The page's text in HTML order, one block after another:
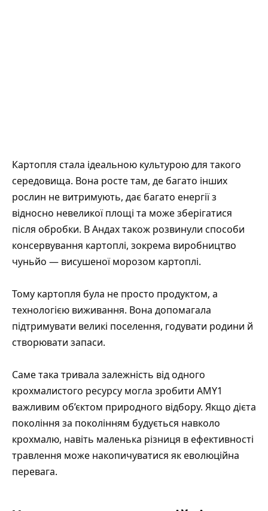
Картопля стала ідеальною культурою для такого
середовища. Вона росте там, де багато інших
рослин не витримують, дає багато енергії з
відносно невеликої площі та може зберігатися
після обробки. В Андах також розвинули способи
консервування картоплі, зокрема виробництво
чуньйо — висушеної морозом картоплі.
Тому картопля була не просто продуктом, а
технологією виживання. Вона допомагала
підтримувати великі поселення, годувати родини й
створювати запаси.
Саме така тривала залежність від одного
крохмалистого ресурсу могла зробити AMY1
важливим об’єктом природного відбору. Якщо дієта
покоління за поколінням будується навколо
крохмалю, навіть маленька різниця в ефективності
травлення може накопичуватися як еволюційна
перевага.